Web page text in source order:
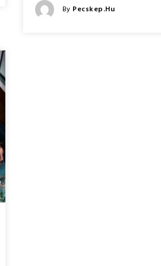
LEGJOBB
Posted
By Pecskep.hu